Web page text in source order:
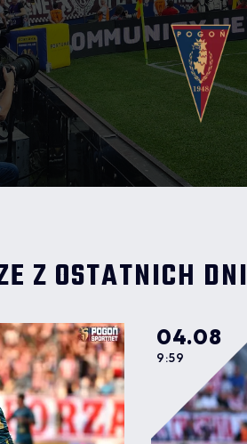
Z OSTATNICH DNI
04.08
9:59